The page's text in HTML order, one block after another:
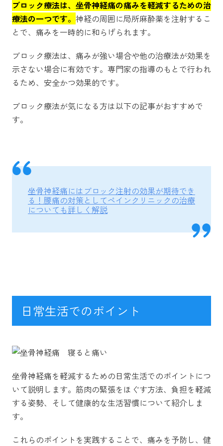
ブロック療法は、坐骨神経痛の痛みを軽減するための治
療法の一つです。 神経の周囲に局所麻酔薬を注射するこ
とで、痛みを一時的に和らげられます。
ブロック療法は、痛みが強い場合や他の治療法が効果を
示さない場合に有効です。専門家の指導のもとで行われ
るため、安全かつ効果的です。
ブロック療法が気になる方は以下の記事がおすすめで
す。
坐骨神経痛にはブロック注射の効果が期待でき
る！腰痛の対策としてペインクリニックの治療
についても詳しく解説
日常生活でのポイント
坐骨神経痛を軽減するための日常生活でのポイントにつ
いて説明します。筋肉の緊張をほぐす方法、負担を軽減
する姿勢、そして健康的な生活習慣について紹介しま
す。
これらのポイントを実践することで、痛みを予防し、健